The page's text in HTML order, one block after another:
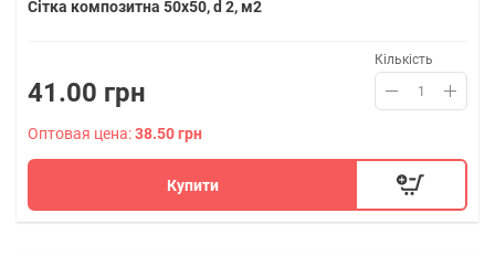
Сітка композитна 50х50, d 2, м2
41.00 грн
Кількість
Оптовая цена:38.50 грн
Купити